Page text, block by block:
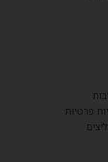
פרטיות